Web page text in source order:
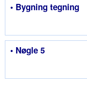
• Bygning tegning
• Nøgle 5